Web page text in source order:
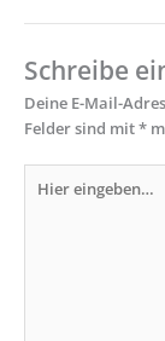
Schreibe
Deine E-Mail-
Felder sind mit*
eingeben…